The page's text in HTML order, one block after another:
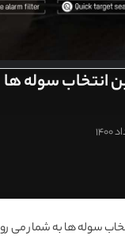
انتخاب سوله ها
سوله ها به شمار می